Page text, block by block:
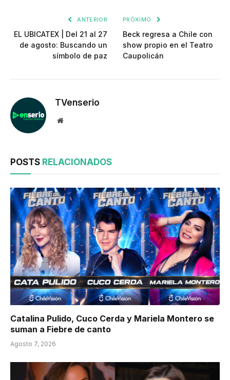
ANTERIOR
EL UBICATEX | Del 21 al 27
de agosto: Buscando un
símbolo de paz
PRÓXIMO
Beck regresa a Chile con
show propio en el Teatro
Caupolicán
TVenserio
Website
POSTS RELACIONADOS
Catalina Pulido, Cuco Cerda y Mariela Montero se
suman a Fiebre de canto
Agosto 7, 2026